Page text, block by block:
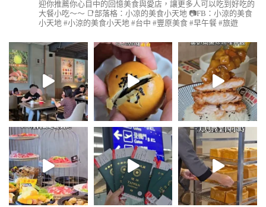
迎你推薦你心目中的回憶美食與愛店，讓更多人可以吃到好吃的
大餐小吃～～ 📑部落格：小凉的美食小天地 📷FB：小涼的美食
小天地 #小涼的美食小天地 #台中 #豐原美食 #早午餐 #旅遊